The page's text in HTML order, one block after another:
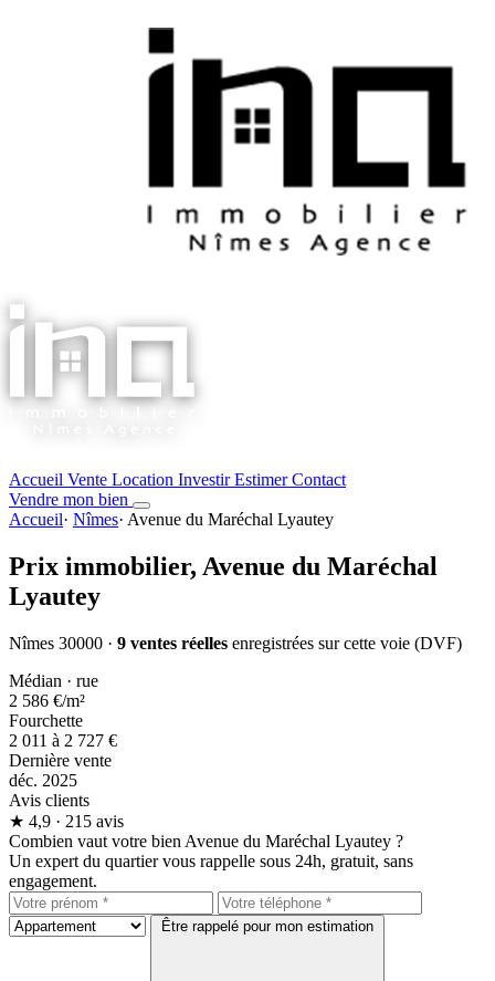
Accueil Vente Location InvestirEstimerContact
Vendre mon bien
Accueil· Nîmes· Avenue du Maréchal Lyautey
Prix immobilier, Avenue du Maréchal
Lyautey
Nîmes 30000 · 9 ventes réelles enregistrées sur cette voie (DVF)
Médian · rue
2 586 €/m²
Fourchette
2 011 à 2 727 €
Dernière vente
déc. 2025
Avis clients
★ 4,9 · 215 avis
Combien vaut votre bien Avenue du Maréchal Lyautey ?
Un expert du quartier vous rappelle sous 24h, gratuit, sans
engagement.
Être rappelé pour mon estimation